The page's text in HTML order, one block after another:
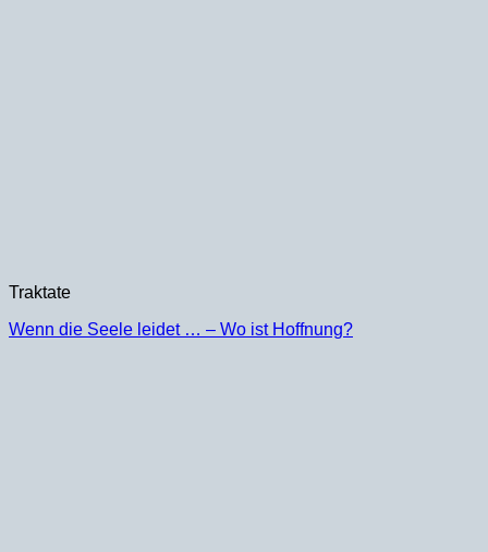
Traktate
Wenn die Seele leidet … – Wo ist Hoffnung?